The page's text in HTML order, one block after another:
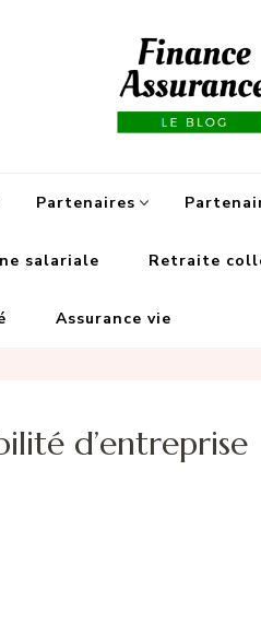
Partenaires
salariale Retraite
Assurance vie
d’entreprise